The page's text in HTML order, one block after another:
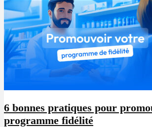
6 bonnes pratiques pour
programme fidélité